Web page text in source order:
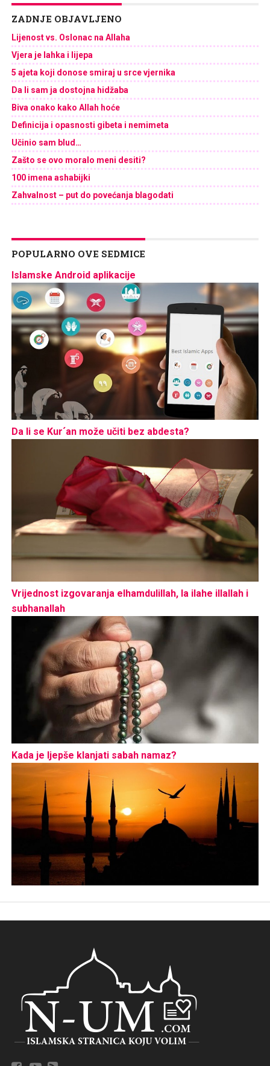
ZADNJE OBJAVLJENO
Lijenost vs. Oslonac na Allaha
Vjera je lahka i lijepa
5 ajeta koji donose smiraj u srce vjernika
Da li sam ja dostojna hidžaba
Biva onako kako Allah hoće
Definicija i opasnosti gibeta i nemimeta
Učinio sam blud…
Zašto se ovo moralo meni desiti?
100 imena ashabijki
Zahvalnost – put do povećanja blagodati
POPULARNO OVE SEDMICE
Islamske Android aplikacije
Da li se Kur´an može učiti bez abdesta?
Vrijednost izgovaranja elhamdulillah, la ilahe illallah i
subhanallah
Kada je ljepše klanjati sabah namaz?